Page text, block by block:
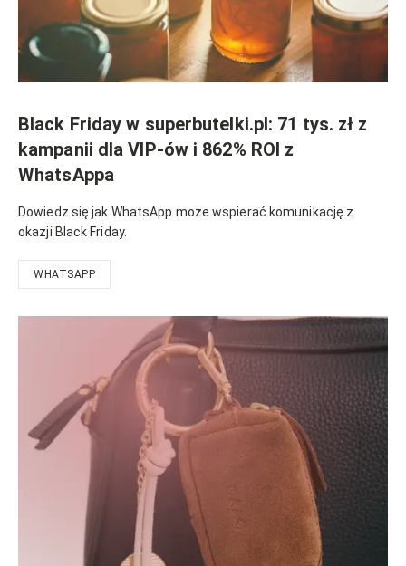
Black Friday w superbutelki.pl: 71 tys. zł z
kampanii dla VIP-ów i 862% ROI z
WhatsAppa
Dowiedz się jak WhatsApp może wspierać komunikację z
okazji Black Friday.
WHATSAPP